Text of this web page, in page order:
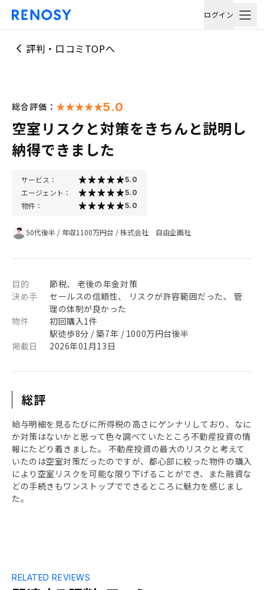
ログイン
評判・口コミTOPへ
総合評価： 5.0
空室リスクと対策をきちんと説明し
納得できました
サービス： 5.0
エージェント： 5.0
物件： 5.0
50代後半 / 年収1100万円台 /株式会社 自由企画社
目的
節税、 老後の年金対策
決め手
セールスの信頼性、 リスクが許容範囲だった、 管
理の体制が良かった
物件
初回購入1件
駅徒歩8分 / 築7年 / 1000万円台後半
掲載日
2026年01月13日
総評
給与明細を見るたびに所得税の高さにゲンナリしており、なに
か対策はないかと思って色々調べていたところ不動産投資の情
報にたどり着きました。 不動産投資の最大のリスクと考えて
いたのは空室対策だったのですが、都心部に絞った物件の購入
により空室リスクを可能な限り下げることができ、また融資な
どの手続きもワンストップでできるところに魅力を感じまし
た。
RELATED REVIEWS